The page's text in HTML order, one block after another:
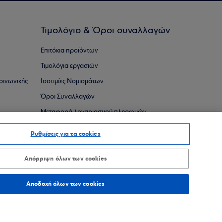
Τιμολόγιο & Όροι συναλλαγών
Επιτόκια προϊόντων
Τιμολόγια εργασιών
Ισοτιμίες Νομισμάτων
Όροι Συναλλαγών
Μεταφορά λογαριασμού πληρωμών
Ρυθμίσεις για τα cookies
Απόρριψη όλων των cookies
Αποδοχή όλων των cookies